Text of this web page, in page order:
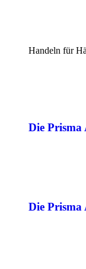
Handeln für
Die Prisma
Die Prisma